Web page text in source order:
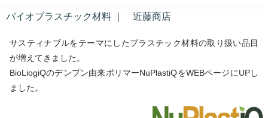
バイオプラスチック材料 ｜ 近藤商店
サスティナブルをテーマにしたプラスチック材料の取り扱い品目
が増えてきました。
BioLiogiQのデンプン由来ポリマーNuPlastiQをWEBページにUPし
ました。